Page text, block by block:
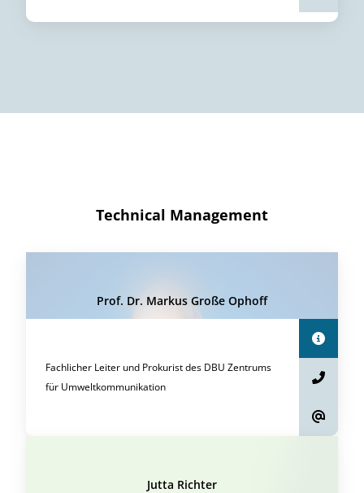
Technical Management
Prof. Dr. Markus Große Ophoff
Fachlicher Leiter und Prokurist des DBU Zentrums
für Umweltkommunikation
Jutta Richter